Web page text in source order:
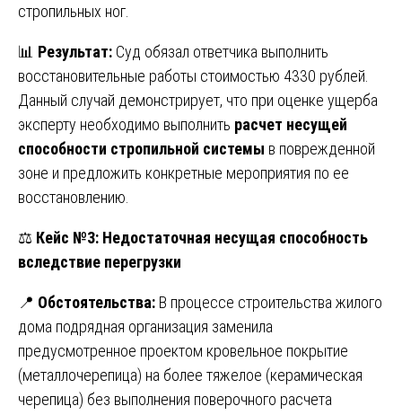
стропильных ног.
📊 Результат: Суд обязал ответчика выполнить
восстановительные работы стоимостью 4330 рублей.
Данный случай демонстрирует, что при оценке ущерба
эксперту необходимо выполнить расчет несущей
способности стропильной системы в поврежденной
зоне и предложить конкретные мероприятия по ее
восстановлению.
⚖️ Кейс №3: Недостаточная несущая способность
вследствие перегрузки
📍 Обстоятельства: В процессе строительства жилого
дома подрядная организация заменила
предусмотренное проектом кровельное покрытие
(металлочерепица) на более тяжелое (керамическая
черепица) без выполнения поверочного расчета